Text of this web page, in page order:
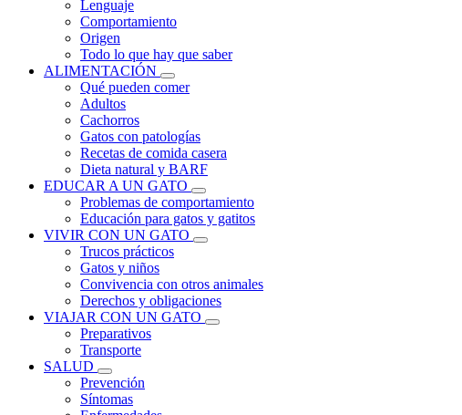
Lenguaje
Comportamiento
Origen
Todo lo que hay que saber
ALIMENTACIÓN
Qué pueden comer
Adultos
Cachorros
Gatos con patologías
Recetas de comida casera
Dieta natural y BARF
EDUCAR A UN GATO
Problemas de comportamiento
Educación para gatos y gatitos
VIVIR CON UN GATO
Trucos prácticos
Gatos y niños
Convivencia con otros animales
Derechos y obligaciones
VIAJAR CON UN GATO
Preparativos
Transporte
SALUD
Prevención
Síntomas